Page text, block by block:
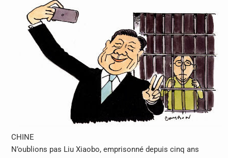
CHINE
N’oublions pas Liu Xiaobo, emprisonné depuis cinq ans